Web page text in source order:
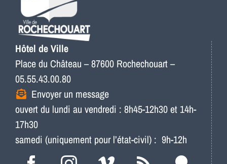
Hôtel de Ville
Place du Château – 87600 Rochechouart –
05.55.43.00.80
Envoyer un message
ouvert du lundi au vendredi : 8h45-12h30 et 14h-
17h30
samedi (uniquement pour l’état-civil) : 9h-12h